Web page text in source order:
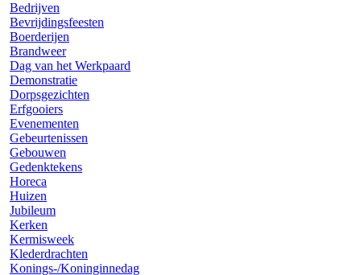
Bedrijven
Bevrijdingsfeesten
Boerderijen
Brandweer
Dag van het Werkpaard
Demonstratie
Dorpsgezichten
Erfgooiers
Evenementen
Gebeurtenissen
Gebouwen
Gedenktekens
Horeca
Huizen
Jubileum
Kerken
Kermisweek
Klederdrachten
Konings-/Koninginnedag